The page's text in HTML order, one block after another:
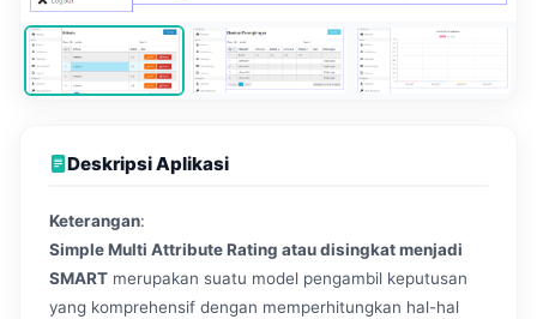
Deskripsi Aplikasi
Keterangan:
Simple Multi Attribute Rating atau disingkat menjadi
SMART merupakan suatu model pengambil keputusan
yang komprehensif dengan memperhitungkan hal-hal